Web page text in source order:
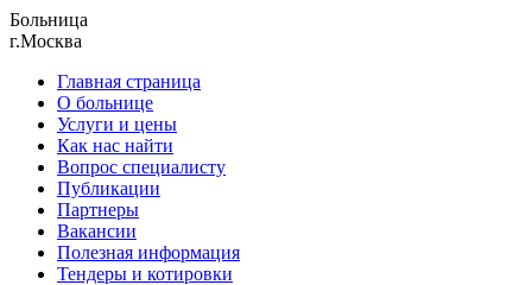
Больница
г.Москва
Главная страница
О больнице
Услуги и цены
Как нас найти
Вопрос специалисту
Публикации
Партнеры
Вакансии
Полезная информация
Тендеры и котировки